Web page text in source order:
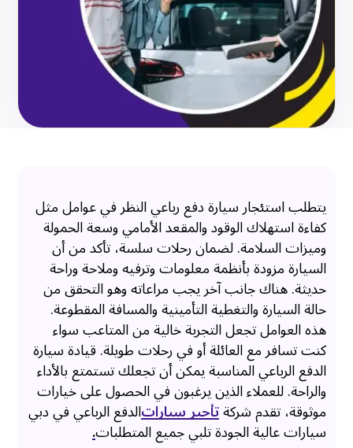
يتطلب استئجار سيارة دفع رباعي النظر في عوامل مثل
كفاءة استهلاك الوقود والمقعد الأمامي وسعة الحمولة
وميزات السلامة. لضمان رحلات سلسة، تأكد من أن
السيارة مزودة بأنظمة معلومات وترفيه وملاحة وراحة
حديثة. هناك جانب آخر يجب مراعاته وهو التحقق من
حالة السيارة والتغطية التأمينية والمسافة المقطوعة.
هذه العوامل تجعل التجربة خالية من المتاعب سواء
كنت تسافر مع العائلة أو في رحلات طويلة. قيادة سيارة
الدفع الرباعي المناسبة يمكن أن تجعلك تستمتع بالأداء
والراحة. للعملاء الذين يرغبون في الحصول على خيارات
موثوقة، تقدم شركةتأجير سياراتالدفع الرباعي في دبي
سيارات عالية الجودة تلبي جميع المتطلبات.